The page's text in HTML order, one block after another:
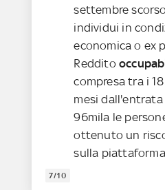
settembre
individui in
economica o ex
Reddito
compresa tra i
mesi
96mila le
ottenuto un
sulla
7/10